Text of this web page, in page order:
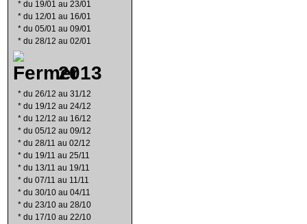
* du 19/01 au 23/01
* du 12/01 au 16/01
* du 05/01 au 09/01
* du 28/12 au 02/01
2013
* du 26/12 au 31/12
* du 19/12 au 24/12
* du 12/12 au 16/12
* du 05/12 au 09/12
* du 28/11 au 02/12
* du 19/11 au 25/11
* du 13/11 au 19/11
* du 07/11 au 11/11
* du 30/10 au 04/11
* du 23/10 au 28/10
* du 17/10 au 22/10